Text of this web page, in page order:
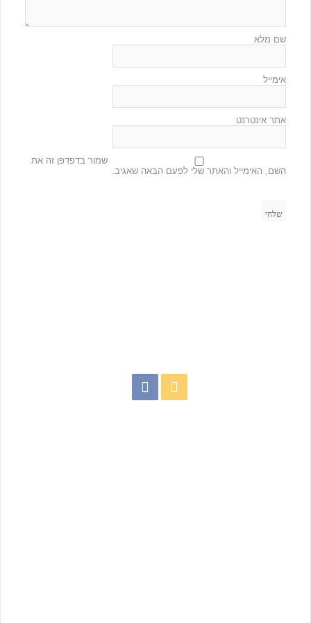
שם מלא
אימייל
אתר אינטרנט
שמור בדפדפן זה את
השם, האימייל והאתר שלי לפעם הבאה שאגיב.